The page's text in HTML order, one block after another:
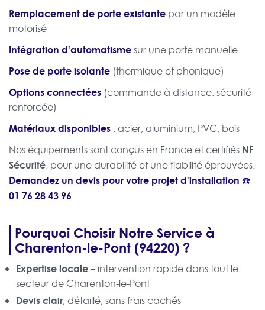
Remplacement de porte existante par un modèle
motorisé
Intégration d'automatismesur une porte manuelle
Pose de porte isolante (thermique et phonique)
Options connectées (commande à distance, sécurité
renforcée)
Matériaux disponibles : acier, aluminium, PVC, bois
Nos équipements sont conçus en France et certifiés NF
Sécurité, pour une durabilité et une fiabilité éprouvées.
Demandez un devis pour votre projet d'installation ☎️
01 76 28 43 96
Pourquoi Choisir Notre Service à
Charenton-le-Pont (94220) ?
Expertise locale– intervention rapide dans tout le
secteur de Charenton-le-Pont
Devis clair, détaillé, sans frais cachés